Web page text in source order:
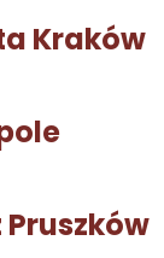
Kraków
Pruszków